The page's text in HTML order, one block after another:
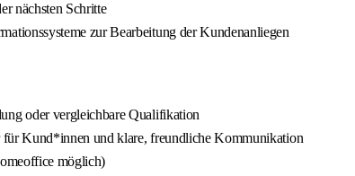
nächsten Schritte
zur Bearbeitung der Kundenanliegen
oder vergleichbare Qualifikation
für Kund*innen und klare, freundliche Kommunikation
möglich)